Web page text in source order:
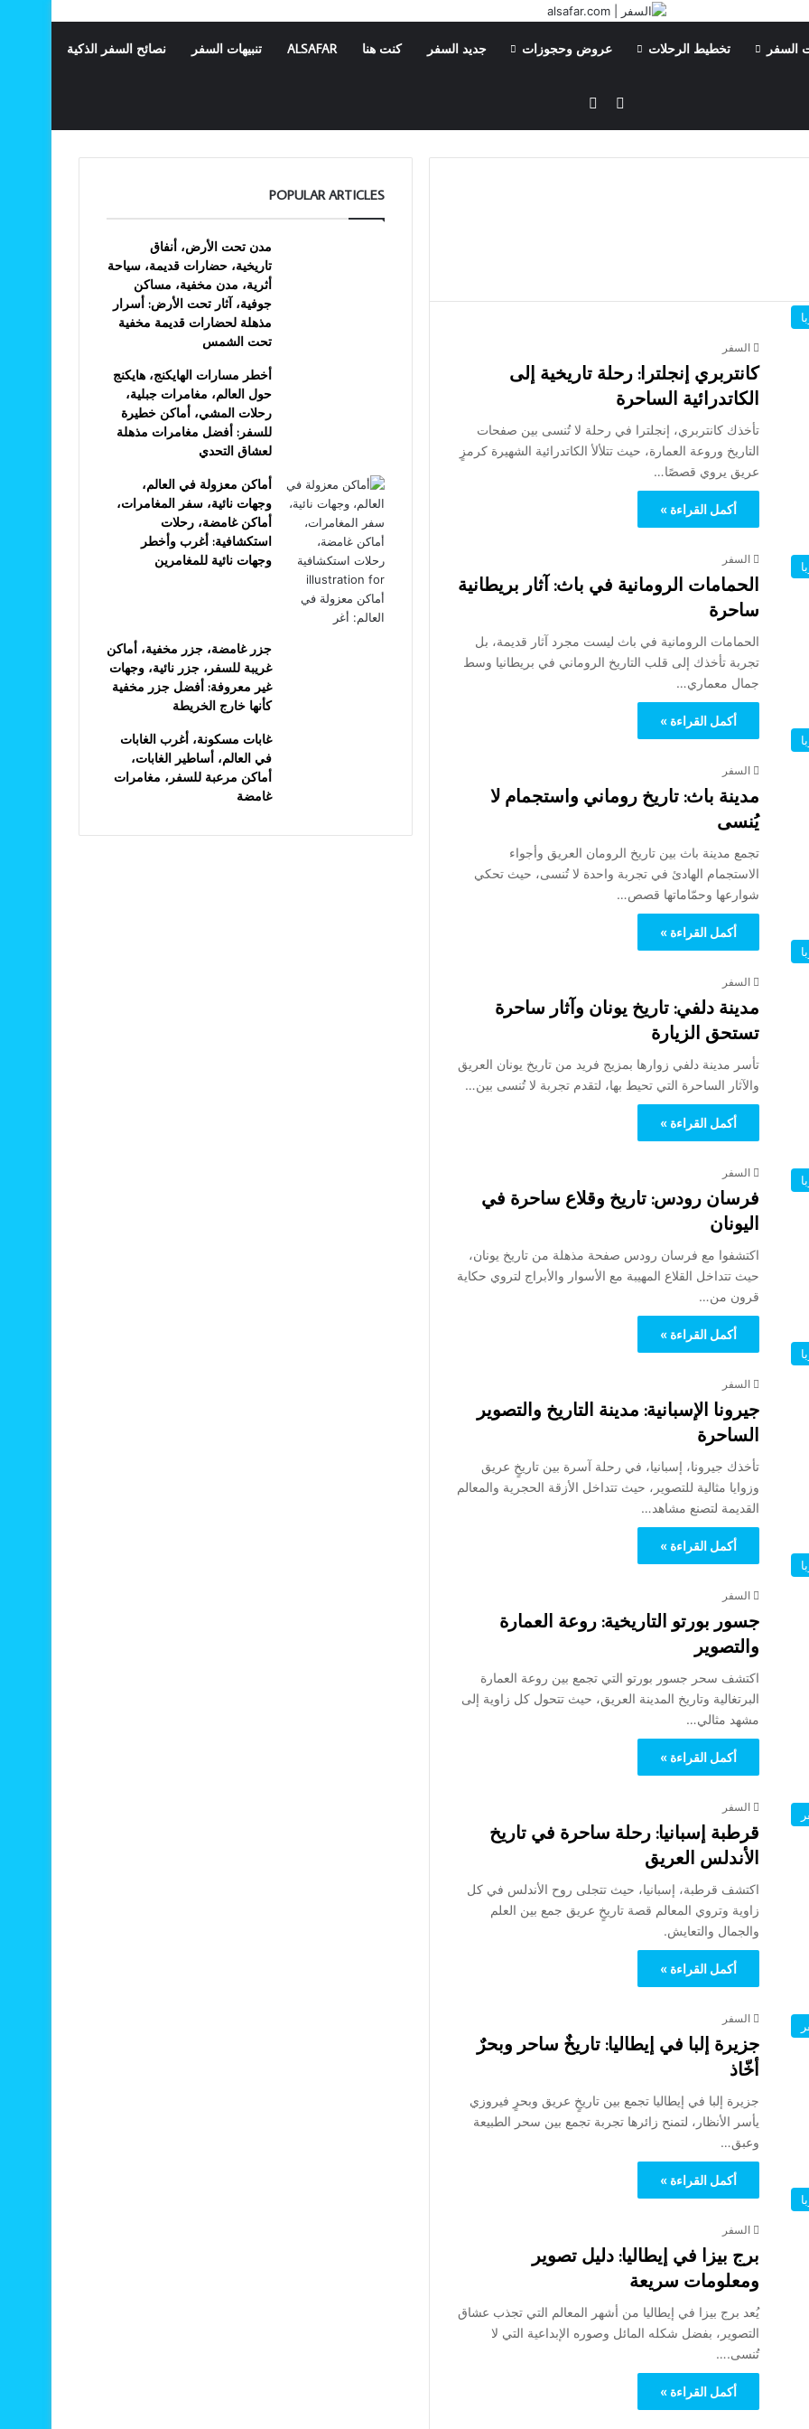
السفر تخطيط الرحلات عروض وحجوزات جديد السفر كنت هنا ALSAFAR تنبيهات السفر نصائح السفر الذكية
الوضع المظلم
السفر
كانتربري إنجلترا: رحلة تاريخية إلى
الكاتدرائية الساحرة
تأخذك كانتربري، إنجلترا في رحلة لا تُنسى بين صفحات
التاريخ وروعة العمارة، حيث تتلألأ الكاتدرائية الشهيرة كرمزٍ
عريق يروي قصصًا…
أكمل القراءة »
السفر
الحمامات الرومانية في باث: آثار بريطانية
ساحرة
الحمامات الرومانية في باث ليست مجرد آثار قديمة، بل
تجربة تأخذك إلى قلب التاريخ الروماني في بريطانيا وسط
جمال معماري…
أكمل القراءة »
السفر
مدينة باث: تاريخ روماني واستجمام لا
يُنسى
تجمع مدينة باث بين تاريخ الرومان العريق وأجواء
الاستجمام الهادئ في تجربة واحدة لا تُنسى، حيث تحكي
شوارعها وحمّاماتها قصص…
أكمل القراءة »
السفر
مدينة دلفي: تاريخ يونان وآثار ساحرة
تستحق الزيارة
تأسر مدينة دلفي زوارها بمزيج فريد من تاريخ يونان العريق
والآثار الساحرة التي تحيط بها، لتقدم تجربة لا تُنسى بين…
أكمل القراءة »
السفر
فرسان رودس: تاريخ وقلاع ساحرة في
اليونان
اكتشفوا مع فرسان رودس صفحة مذهلة من تاريخ يونان،
حيث تتداخل القلاع المهيبة مع الأسوار والأبراج لتروي حكاية
قرون من…
أكمل القراءة »
السفر
جيرونا الإسبانية: مدينة التاريخ والتصوير
الساحرة
تأخذك جيرونا، إسبانيا، في رحلة آسرة بين تاريخٍ عريق
وزوايا مثالية للتصوير، حيث تتداخل الأزقة الحجرية والمعالم
القديمة لتصنع مشاهد…
أكمل القراءة »
السفر
جسور بورتو التاريخية: روعة العمارة
والتصوير
اكتشف سحر جسور بورتو التي تجمع بين روعة العمارة
البرتغالية وتاريخ المدينة العريق، حيث تتحول كل زاوية إلى
مشهد مثالي…
أكمل القراءة »
السفر
قرطبة إسبانيا: رحلة ساحرة في تاريخ
الأندلس العريق
اكتشف قرطبة، إسبانيا، حيث تتجلى روح الأندلس في كل
زاوية وتروي المعالم قصة تاريخٍ عريق جمع بين العلم
والجمال والتعايش.
أكمل القراءة »
السفر
جزيرة إلبا في إيطاليا: تاريخٌ ساحر وبحرٌ
أخّاذ
جزيرة إلبا في إيطاليا تجمع بين تاريخٍ عريق وبحرٍ فيروزي
يأسر الأنظار، لتمنح زائرها تجربة تجمع بين سحر الطبيعة
وعبق…
أكمل القراءة »
السفر
برج بيزا في إيطاليا: دليل تصوير
ومعلومات سريعة
يُعد برج بيزا في إيطاليا من أشهر المعالم التي تجذب عشاق
التصوير، بفضل شكله المائل وصوره الإبداعية التي لا
تُنسى.…
أكمل القراءة »
POPULAR ARTICLES
مدن تحت الأرض، أنفاق
تاريخية، حضارات قديمة، سياحة
أثرية، مدن مخفية، مساكن
جوفية، آثار تحت الأرض: أسرار
مذهلة لحضارات قديمة مخفية
تحت الشمس
أخطر مسارات الهايكنج، هايكنج
حول العالم، مغامرات جبلية،
رحلات المشي، أماكن خطيرة
للسفر: أفضل مغامرات مذهلة
لعشاق التحدي
أماكن معزولة في العالم،
وجهات نائية، سفر المغامرات،
أماكن غامضة، رحلات
استكشافية: أغرب وأخطر
وجهات نائية للمغامرين
جزر غامضة، جزر مخفية، أماكن
غريبة للسفر، جزر نائية، وجهات
غير معروفة: أفضل جزر مخفية
كأنها خارج الخريطة
غابات مسكونة، أغرب الغابات
في العالم، أساطير الغابات،
أماكن مرعبة للسفر، مغامرات
غامضة